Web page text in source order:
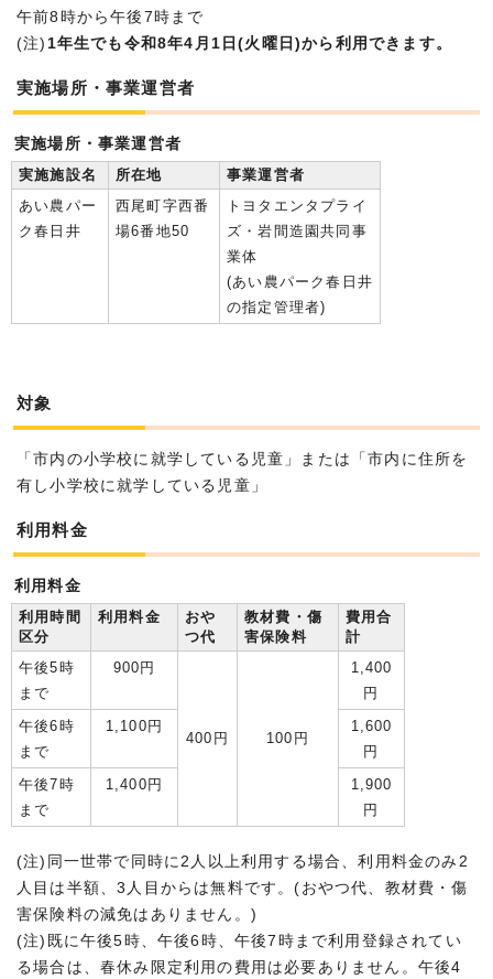
午前8時から午後7時まで
(注) 1年生でも令和8年4月1日(火曜日)から利用できます。
実施場所・事業運営者
実施場所・事業運営者
実施施設名
所在地
事業運営者
あい農パー
ク春日井
西尾町字西番
場6番地50
トヨタエンタプライ
ズ・岩間造園共同事
業体
(あい農パーク春日井
の指定管理者)
対象
「市内の小学校に就学している児童」または「市内に住所を
有し小学校に就学している児童」
利用料金
利用料金
利用時間
区分
利用料金
おや
つ代
教材費・傷
害保険料
費用合
計
午後5時
まで
900円
400円 100円
1,400
円
午後6時
まで
1,100円
1,600
円
午後7時
まで
1,400円
1,900
円
(注)同一世帯で同時に2人以上利用する場合、利用料金のみ2
人目は半額、3人目からは無料です。(おやつ代、教材費・傷
害保険料の減免はありません。)
(注)既に午後5時、午後6時、午後7時まで利用登録されてい
る場合は、春休み限定利用の費用は必要ありません。午後4